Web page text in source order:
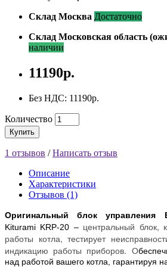
Склад Москва Достаточно
Склад Московская область
наличии
11190р.
Без НДС: 11190р.
Количество
Купить
1 отзывов /Написать отзыв
Описание
Характеристики
Отзывов (1)
Оригинальный блок управления
Kiturami KRP-20– центральный блок,
работы котла, тестирует
индикацию работы приборов. О
над работой вашего котла, гарантируя